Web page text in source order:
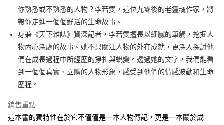
ATM付款
運送方式
宅配
每筆NT$70，滿NT$799(含以上)免運費
免運費
你熟悉或不熟悉的人物？李若雯，這位九零後的老靈魂作家，將
帶你走進一個個鮮活的生命故事。
身兼《天下雜誌》資深記者，李若雯擅長以細膩的筆觸，挖掘人
物內心深處的故事。她不只關注人物的外在成就，更深入探討他
們在成長過程中所經歷的掙扎與蛻變。透過她的文字，我們能看
到一個個真實、立體的人物形象，感受到他們的情感波動和生命
歷程。
銷售重點
這本書的獨特性在於它不僅僅是一本人物傳記，更是一本關於成